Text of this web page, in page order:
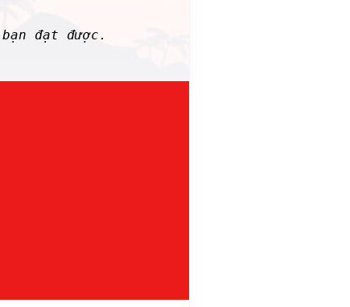
đạt được.